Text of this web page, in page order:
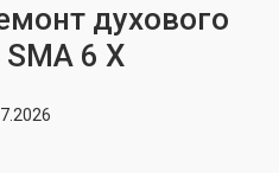
духового
6 X